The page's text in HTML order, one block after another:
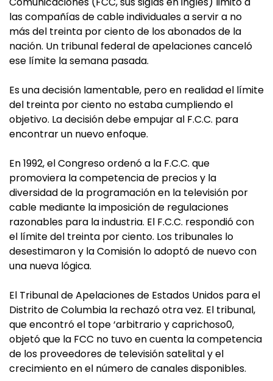
las compañías de cable individuales a servir a no
más del treinta por ciento de los abonados de la
nación. Un tribunal federal de apelaciones canceló
ese límite la semana pasada.
Es una decisión lamentable, pero en realidad el límite
del treinta por ciento no estaba cumpliendo el
objetivo. La decisión debe empujar al F.C.C. para
encontrar un nuevo enfoque.
En 1992, el Congreso ordenó a la F.C.C. que
promoviera la competencia de precios y la
diversidad de la programación en la televisión por
cable mediante la imposición de regulaciones
razonables para la industria. El F.C.C. respondió con
el límite del treinta por ciento. Los tribunales lo
desestimaron y la Comisión lo adoptó de nuevo con
una nueva lógica.
El Tribunal de Apelaciones de Estados Unidos para el
Distrito de Columbia la rechazó otra vez. El tribunal,
que encontró el tope ‘arbitrario y caprichoso0,
objetó que la FCC no tuvo en cuenta la competencia
de los proveedores de televisión satelital y el
crecimiento en el número de canales disponibles.